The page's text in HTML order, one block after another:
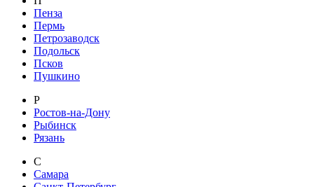
Пенза
Пермь
Петрозаводск
Подольск
Псков
Пушкино
Р
Ростов-на-Дону
Рыбинск
Рязань
С
Самара